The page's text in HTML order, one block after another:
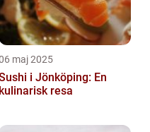
maj 2025
i Jönköping: En
kulinarisk resa